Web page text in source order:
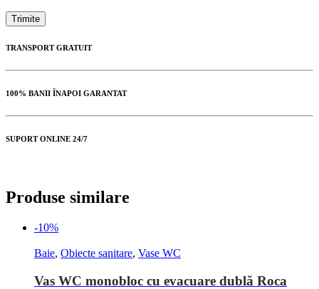
TRANSPORT GRATUIT
100% BANII ÎNAPOI GARANTAT
SUPORT ONLINE 24/7
Produse similare
-10%
Baie, Obiecte sanitare, Vase WC
Vas WC monobloc cu evacuare dublă Roca